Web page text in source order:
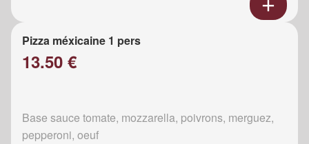
Pizza méxicaine 1 pers
13.50 €
Base sauce tomate, mozzarella, poivrons, merguez,
pepperoni, oeuf